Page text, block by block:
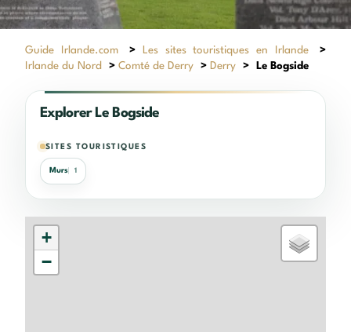
Guide Irlande.com > Les sites touristiques en Irlande
>
Irlande du Nord
> Comté de Derry > Derry > Le Bogside
Explorer Le Bogside
SITES TOURISTIQUES
Murs 1
+
−